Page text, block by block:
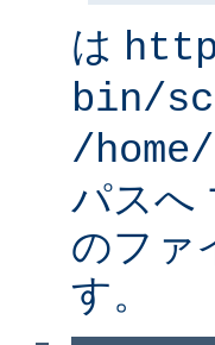
は
bin/
/
パスへ
のファ
す。